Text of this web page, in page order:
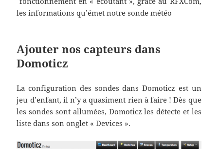
les informations qu’émet notre sonde météo
Ajouter nos capteurs dans
Domoticz
La configuration des sondes dans Domoticz est un
jeu d’enfant, il n’y a quasiment rien à faire ! Dès que
les sondes sont allumées, Domoticz les détecte et les
liste dans son onglet « Devices ».